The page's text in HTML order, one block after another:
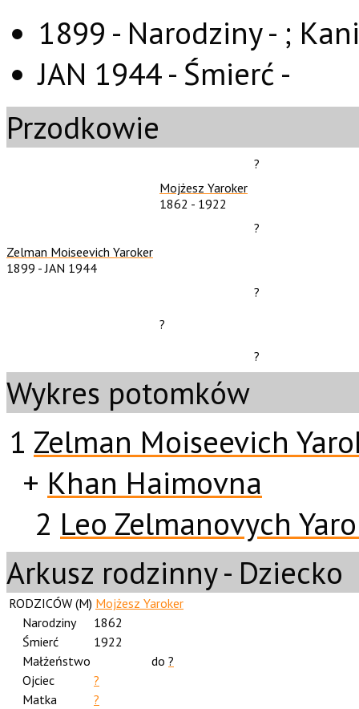
1899 - Narodziny - ;
JAN 1944 - Śmierć -
Przodkowie
?
Mojżesz Yaroker
1862 - 1922
?
Zelman Moiseevich Yaroker
1899 -JAN 1944
?
?
?
Wykres potomków
1 Zelman Moiseevich
+ Khan Haimovna
2 Leo Zelmanovych
Arkusz rodzinny - Dziecko
RODZICÓW (M) Mojżesz Yaroker
Narodziny
1862
Śmierć
1922
Małżeństwo
do ?
Ojciec
?
Matka
?